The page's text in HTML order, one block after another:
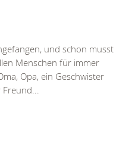
und schon musst
Menschen für immer
Opa, ein Geschwister